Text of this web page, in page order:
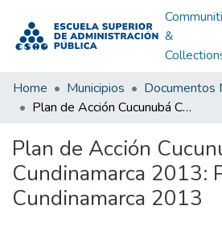
&
Home Municipios
Documentos
Plan de Acción Cucunubá Cundinamarca 2013: PA Cucunubá Cundinamarca 2013
Plan de Acción
Cundinamarca 2013:
Cundinamarca 2013